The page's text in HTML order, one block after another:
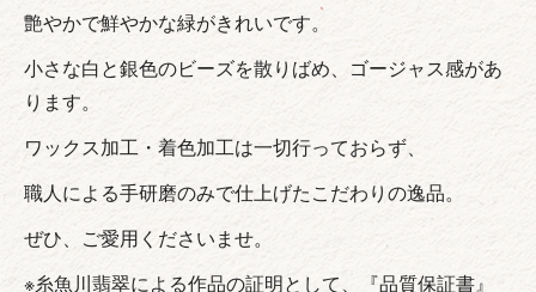
艶やかで鮮やかな緑がきれいです。
小さな白と銀色のビーズを散りばめ、ゴージャス感があ
ります。
ワックス加工・着色加工は一切行っておらず、
職人による手研磨のみで仕上げたこだわりの逸品。
ぜひ、ご愛用くださいませ。
※糸魚川翡翠による作品の証明として、『品質保証書』